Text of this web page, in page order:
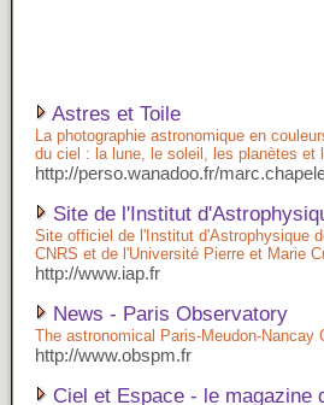
Astres et Toile
La photographie astronomique en
du ciel : la lune, le soleil, les planètes et
http://perso.wanadoo.fr/
Site de l'Institut
Site officiel de l'Institut d'Astrophysique
CNRS et de l'Université Pierre et Marie
http://www.iap.fr
News - Paris Observatory
The astronomical Paris-Meudon-Nancay
http://www.obspm.fr
Ciel et Espace - le magazine